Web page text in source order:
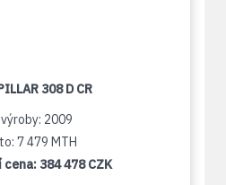
308 D CR
2009
7 479 MTH
cena: 384 478 CZK